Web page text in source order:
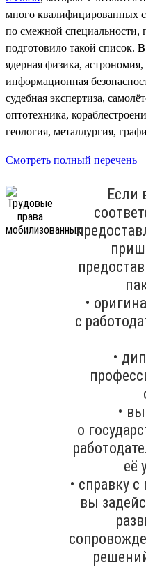
много квалифицированных
по смежной специальности,
подготовило такой список. В
ядерная физика,
информационная
судебная экспертиза,
оптотехника,
геология, металлургия,
Смотреть полный перечень
Если
•
с
•
•
о
её
• справку
вы